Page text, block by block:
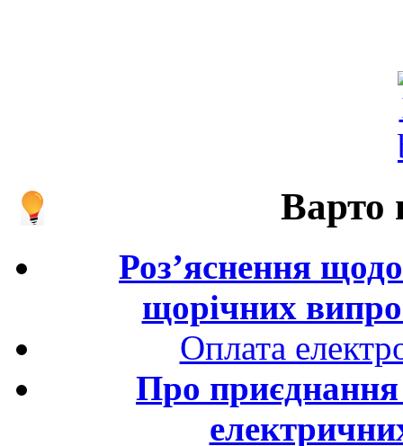
Варто
Роз’яснення
щорічних
Оплата
Про приєднання